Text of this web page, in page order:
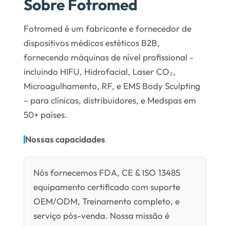
Sobre Fotromed
Fotromed é um fabricante e fornecedor de
dispositivos médicos estéticos B2B,
fornecendo máquinas de nível profissional -
incluindo HIFU, Hidrofacial, Laser CO₂,
Microagulhamento, RF, e EMS Body Sculpting
– para clínicas, distribuidores, e Medspas em
50+ países.
Nossas capacidades
Nós fornecemos FDA, CE & ISO 13485
equipamento certificado com suporte
OEM/ODM, Treinamento completo, e
serviço pós-venda. Nossa missão é